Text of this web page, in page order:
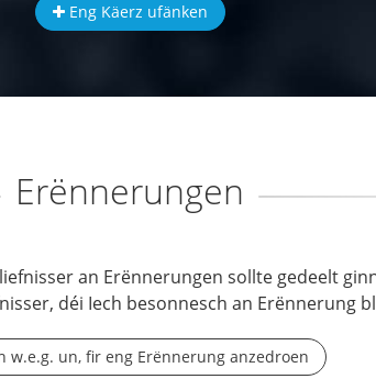
Eng Käerz ufänken
Erënnerungen
an Erënnerungen sollte gedeelt
déi Iech besonnesch an Erënnerung
w.e.g. un, fir eng Erënnerung anzedroen